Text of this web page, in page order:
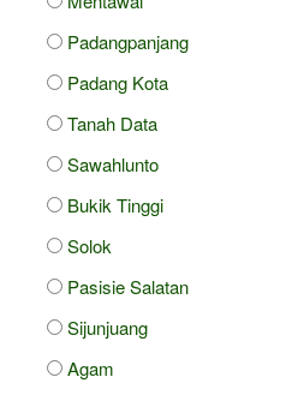
Padangpanjang
Padang Kota
Tanah Data
Sawahlunto
Bukik Tinggi
Solok
Pasisie Salatan
Sijunjuang
Agam